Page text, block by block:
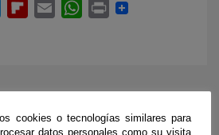
EVENTOS
cookies o tecnologías similares para
datos personales como su visita